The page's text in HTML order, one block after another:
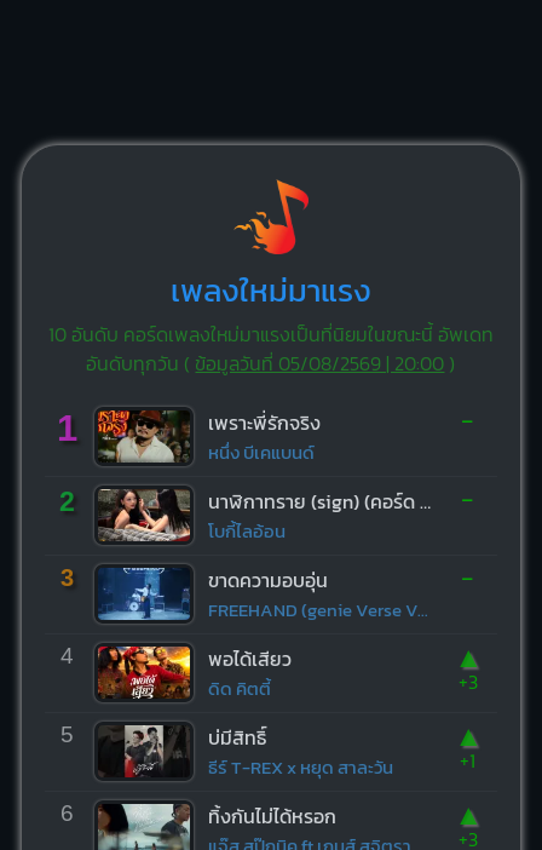
เพลงใหม่มาแรง
10 อันดับ คอร์ดเพลงใหม่มาแรงเป็นที่นิยมในขณะนี้ อัพเดท
อันดับทุกวัน ( ข้อมูลวันที่ 05/08/2569 | 20:00 )
1 เพราะพี่รักจริง
หนึ่ง บีเคแบนด์
-
2 นาฬิกาทราย (sign) (คอร์ด ง่ายๆ)
โบกี้ไลอ้อน
-
3 ขาดความอบอุ่น
FREEHAND (genie Verse Vol.1)
-
4 พอได้เสียว
ดิด คิตตี้
▲
+3
5 บ่มีสิทธิ์
ธีร์ T-REX x หยุด สาละวัน
▲
+1
6 ทิ้งกันไม่ได้หรอก ▲
+3